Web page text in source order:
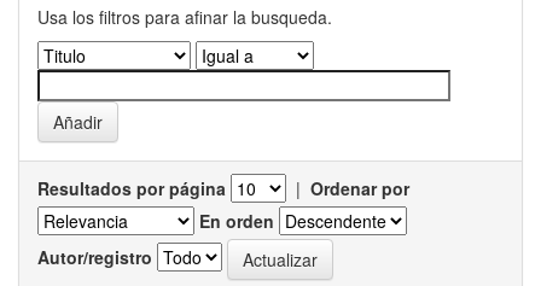
Usa los filtros para afinar la busqueda.
Resultados por página | Ordenar por
En orden
Autor/registro